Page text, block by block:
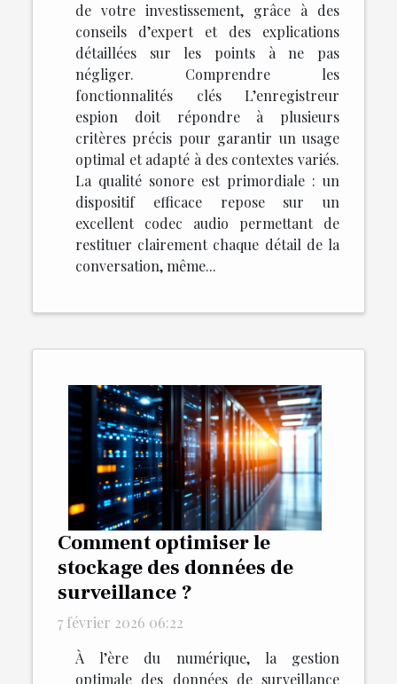
de votre investissement, grâce à des
conseils d’expert et des explications
détaillées sur les points à ne pas
négliger. Comprendre les
fonctionnalités clés L’enregistreur
espion doit répondre à plusieurs
critères précis pour garantir un usage
optimal et adapté à des contextes variés.
La qualité sonore est primordiale : un
dispositif efficace repose sur un
excellent codec audio permettant de
restituer clairement chaque détail de la
conversation, même...
Comment optimiser le
stockage des données de
surveillance ?
7 février 2026 06:22
À l’ère du numérique, la gestion
optimale des données de surveillance